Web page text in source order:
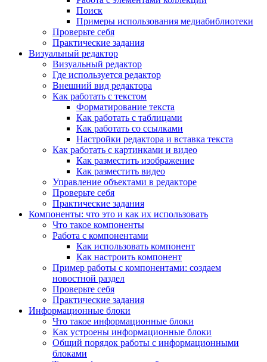
Поиск
Примеры использования медиабиблиотеки
Проверьте себя
Практические задания
Визуальный редактор
Визуальный редактор
Где используется редактор
Внешний вид редактора
Как работать с текстом
Форматирование текста
Как работать с таблицами
Как работать со ссылками
Настройки редактора и вставка текста
Как работать с картинками и видео
Как разместить изображение
Как разместить видео
Управление объектами в редакторе
Проверьте себя
Практические задания
Компоненты: что это и как их использовать
Что такое компоненты
Работа с компонентами
Как использовать компонент
Как настроить компонент
Пример работы с компонентами: создаем
новостной раздел
Проверьте себя
Практические задания
Информационные блоки
Что такое информационные блоки
Как устроены информационные блоки
Общий порядок работы с информационными
блоками